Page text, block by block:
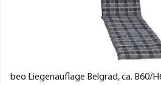
beo Liegenauflage Belgrad, ca. B60/